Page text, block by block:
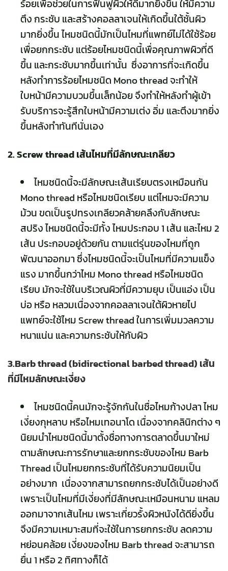
ร้อยเพื่อช่วยในการฟื้นฟูผิวให้ดีมากยิ่งขึ้น ให้มีความ
ตึง กระชับ และสร้างคอลลาเจนให้เกิดขึ้นใต้ชั้นผิว
มากยิ่งขึ้น ไหมชนิดนี้มักเป็นไหมที่แพทย์ไม่ได้ใช้ร้อย
เพื่อยกกระชับ แต่ร้อยไหมชนิดนี้เพื่อคุณภาพผิวที่ดี
ขึ้น และกระชับมากขึ้นเท่านั้น ซึ่งอาการที่จะเกิดขึ้น
หลังทำการร้อยไหมชนิด Mono thread จะทำให้
ใบหน้ามีความบวมขึ้นเล็กน้อย จึงทำให้หลังทำผู้เข้า
รับบริการจะรู้สึกใบหน้ามีความเต่ง อิ่ม และตึงมากยิ่ง
ขึ้นหลังทำทันทีนั่นเอง
2. Screw thread เส้นไหมที่มีลักษณะเกลียว
ไหมชนิดนี้จะมีลักษณะเส้นเรียบตรงเหมือนกัน
Mono thread หรือไหมชนิดเรียบ แต่ไหมจะมีความ
ม้วน ขดเป็นรูปทรงเกลียวคล้ายคลึงกับลักษณะ
สปริง ไหมชนิดนี้จะมีทั้ง ไหมประกอบ 1 เส้น และไหม 2
เส้น ประกอบอยู่ด้วยกัน ตามแต่รุ่นของไหมที่ถูก
พัฒนาออกมา ซึ่งไหมชนิดนี้จะเป็นไหมที่มีความแข็ง
แรง มากขึ้นกว่าไหม Mono thread หรือไหมชนิด
เรียบ มักจะใช้ในบริเวณผิวที่มีความยุบ เป็นแอ่ง เป็น
บ่อ หรือ หลวมเนื่องจากคอลลาเจนใต้ผิวหายไป
แพทย์จะใช้ไหม Screw thread ในการเพิ่มมวลความ
หนาแน่น และความกระชับให้กับผิว
3.Barb thread (bidirectional barbed thread) เส้น
ที่มีไหมลักษณะเงี่ยง
ไหมชนิดนี้คนมักจะรู้จักกันในชื่อไหมก้างปลา ไหม
เงี่ยงกุหลาบ หรือไหมเทอนาโด เนื่องจากคลินิกต่าง ๆ
นิยมนำไหมชนิดนี้มาตั้งชื่อทางการตลาดขึ้นมาใหม่
ตามลักษณะการรักษาและยกกระชับของไหม Barb
Thread เป็นไหมยกกระชับที่ได้รับความนิยมเป็น
อย่างมาก เนื่องจากสามารถยกกระชับได้เป็นอย่างดี
เพราะเป็นไหมที่มีเงี่ยงที่มีลักษณะเหมือนหนาม แหลม
ออกมาจากเส้นไหม เพราะเกี่ยวรั้งผิวหนังได้ดียิ่งขึ้น
จึงมีความเหมาะสมที่จะใช้ในการยกกระชับ ลดความ
หย่อนคล้อย เงี่ยงของไหม Barb thread จะสามารถ
ยื่น 1 หรือ 2 ทิศทางก็ได้